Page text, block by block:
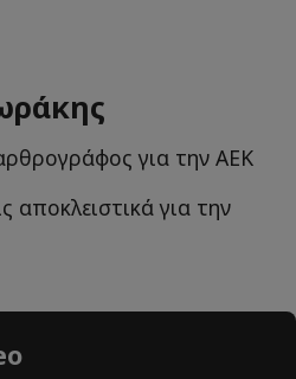
για την ΑΕΚ
αποκλειστικά για την